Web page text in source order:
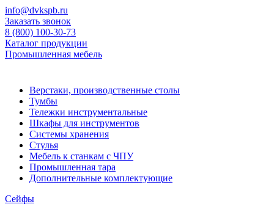
info@dvkspb.ru
Заказать звонок
8 (800) 100-30-73
Каталог продукции
Промышленная мебель
Верстаки, производственные столы
Тумбы
Тележки инструментальные
Шкафы для инструментов
Системы хранения
Стулья
Мебель к станкам с ЧПУ
Промышленная тара
Дополнительные комплектующие
Сейфы